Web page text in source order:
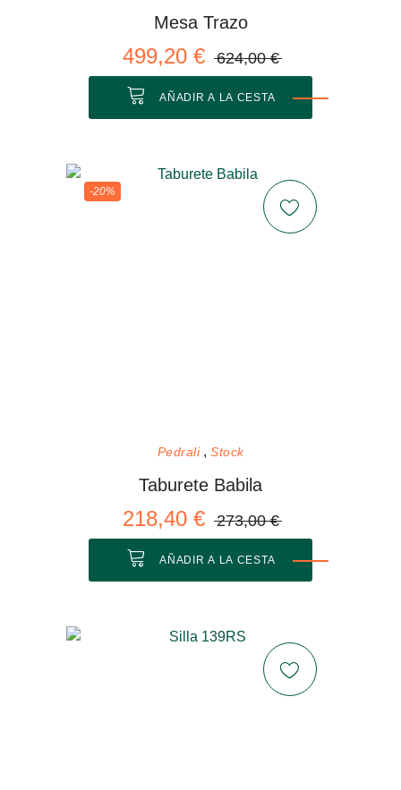
Mesa Trazo
499,20 € 624,00 €
AÑADIR A LA CESTA
-20%
Pedrali Stock
Taburete Babila
218,40 € 273,00 €
AÑADIR A LA CESTA